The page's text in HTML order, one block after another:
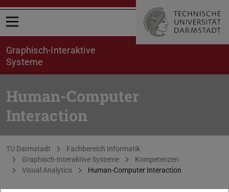
Menü öffnen
Graphisch-Interaktive
Systeme
Human-Computer
Interaction
Sie befinden sich hier:
TU Darmstadt
Fachbereich Informatik
Graphisch-Interaktive Systeme
Kompetenzen
Visual Analytics
Human-Computer Interaction